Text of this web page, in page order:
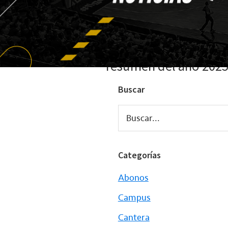
resumen del año 2025
Buscar
Buscar...
Categorías
Abonos
Campus
Cantera